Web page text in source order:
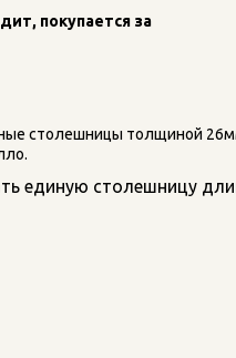
покупается за
столешницы толщиной
единую столешницу